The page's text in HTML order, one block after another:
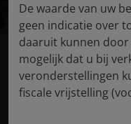
De waarde van uw
geen indicatie over
daaruit kunnen
mogelijk dat u bij
veronderstellingen
fiscale vrijstelling